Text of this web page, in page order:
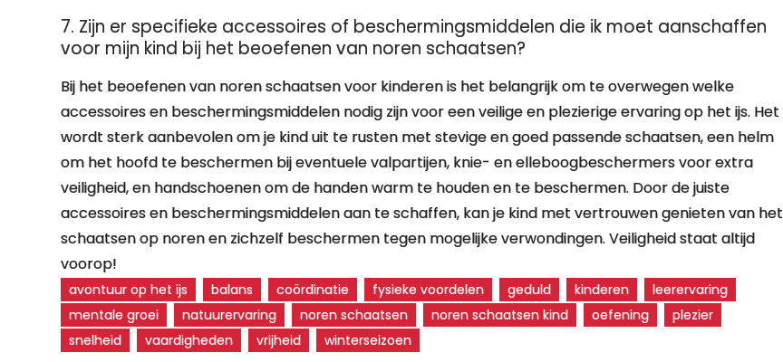
7. Zijn er specifieke accessoires of beschermingsmiddelen die ik moet aanschaffen
voor mijn kind bij het beoefenen van noren schaatsen?
Bij het beoefenen van noren schaatsen voor kinderen is het belangrijk om te overwegen welke
accessoires en beschermingsmiddelen nodig zijn voor een veilige en plezierige ervaring op het ijs. Het
wordt sterk aanbevolen om je kind uit te rusten met stevige en goed passende schaatsen, een helm
om het hoofd te beschermen bij eventuele valpartijen, knie- en elleboogbeschermers voor extra
veiligheid, en handschoenen om de handen warm te houden en te beschermen. Door de juiste
accessoires en beschermingsmiddelen aan te schaffen, kan je kind met vertrouwen genieten van het
schaatsen op noren en zichzelf beschermen tegen mogelijke verwondingen. Veiligheid staat altijd
voorop!
avontuur op het ijs balans coördinatie fysieke voordelen geduld kinderen
leerervaring
mentale groei
natuurervaring noren schaatsen noren schaatsen kind oefening
plezier
snelheid
vaardigheden vrijheid winterseizoen